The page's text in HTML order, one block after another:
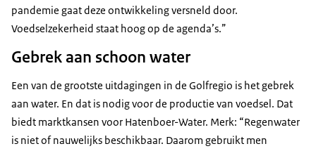
pandemie gaat deze ontwikkeling versneld door.
Voedselzekerheid staat hoog op de agenda’s.”
Gebrek aan schoon water
Een van de grootste uitdagingen in de Golfregio is het gebrek
aan water. En dat is nodig voor de productie van voedsel. Dat
biedt marktkansen voor Hatenboer-Water. Merk: “Regenwater
is niet of nauwelijks beschikbaar. Daarom gebruikt men